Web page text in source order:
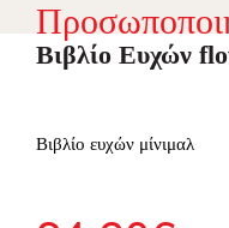
Βιβλίo Ευχών
Βιβλίο ευχών μίνιμαλ